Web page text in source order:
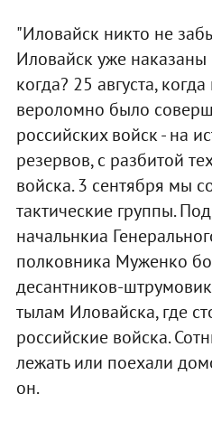
"Иловайск никто не
Иловайск уже наказаны
когда? 25 августа,
вероломно было
российских войск - на
резервов, с разбитой
войска. 3 сентября мы
тактические группы.
начальнкиа
полковника Муженко
десантников-
тылам Иловайска, где
российские войска.
лежать или поехали
он.